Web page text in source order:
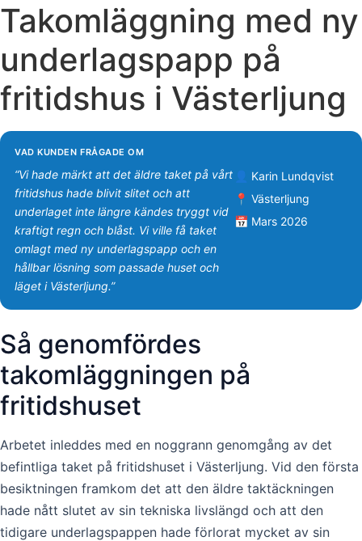
Takomläggning med ny
underlagspapp på
fritidshus i Västerljung
VAD KUNDEN FRÅGADE OM
“Vi hade märkt att det äldre taket på vårt
fritidshus hade blivit slitet och att
underlaget inte längre kändes tryggt vid
kraftigt regn och blåst. Vi ville få taket
omlagt med ny underlagspapp och en
hållbar lösning som passade huset och
läget i Västerljung.”
👤 Karin Lundqvist
📍 Västerljung
📅 Mars 2026
Så genomfördes
takomläggningen på
fritidshuset
Arbetet inleddes med en noggrann genomgång av det
befintliga taket på fritidshuset i Västerljung. Vid den första
besiktningen framkom det att den äldre taktäckningen
hade nått slutet av sin tekniska livslängd och att den
tidigare underlagspappen hade förlorat mycket av sin